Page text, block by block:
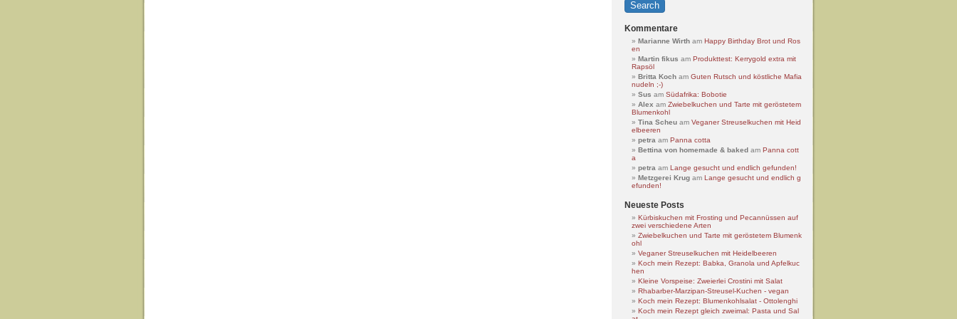
Kommentare
Marianne Wirth am Happy Birthday Brot und Ros
en
Martin fikus am Produkttest: Kerrygold extra mit
Rapsöl
Britta Koch am Guten Rutsch und köstliche Mafia
nudeln ;-)
Sus am Südafrika: Bobotie
Alex am Zwiebelkuchen und Tarte mit geröstetem
Blumenkohl
Tina Scheu am Veganer Streuselkuchen mit Heid
elbeeren
petra am Panna cotta
Bettina von homemade & baked am Panna cott
a
petra am Lange gesucht und endlich gefunden!
Metzgerei Krug am Lange gesucht und endlich g
efunden!
Neueste Posts
Kürbiskuchen mit Frosting und Pecannüssen auf
zwei verschiedene Arten
Zwiebelkuchen und Tarte mit geröstetem Blumenk
ohl
Veganer Streuselkuchen mit Heidelbeeren
Koch mein Rezept: Babka, Granola und Apfelkuc
hen
Kleine Vorspeise: Zweierlei Crostini mit Salat
Rhabarber-Marzipan-Streusel-Kuchen - vegan
Koch mein Rezept: Blumenkohlsalat - Ottolenghi
Koch mein Rezept gleich zweimal: Pasta und Sal